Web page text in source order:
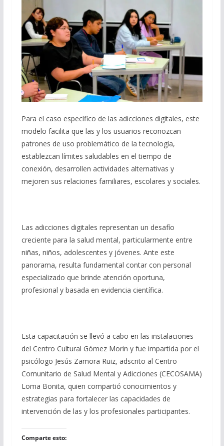
Para el caso específico de las adicciones digitales, este
modelo facilita que las y los usuarios reconozcan
patrones de uso problemático de la tecnología,
establezcan límites saludables en el tiempo de
conexión, desarrollen actividades alternativas y
mejoren sus relaciones familiares, escolares y sociales.
Las adicciones digitales representan un desafío
creciente para la salud mental, particularmente entre
niñas, niños, adolescentes y jóvenes. Ante este
panorama, resulta fundamental contar con personal
especializado que brinde atención oportuna,
profesional y basada en evidencia científica.
Esta capacitación se llevó a cabo en las instalaciones
del Centro Cultural Gómez Morin y fue impartida por el
psicólogo Jesús Zamora Ruiz, adscrito al Centro
Comunitario de Salud Mental y Adicciones (CECOSAMA)
Loma Bonita, quien compartió conocimientos y
estrategias para fortalecer las capacidades de
intervención de las y los profesionales participantes.
Comparte esto: